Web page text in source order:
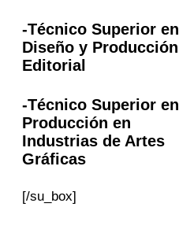
-Técnico Superior en
Diseño y Producción
Editorial
-Técnico Superior en
Producción en
Industrias de Artes
Gráficas
[/su_box]